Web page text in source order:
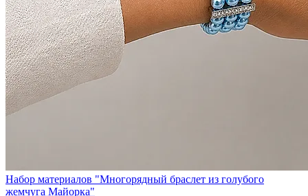
Набор материалов "Многорядный браслет из голубого
жемчуга Майорка"